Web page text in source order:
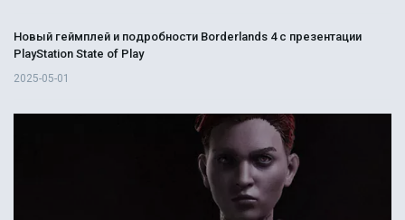
Новый геймплей и подробности Borderlands 4 с презентации
PlayStation State of Play
2025-05-01